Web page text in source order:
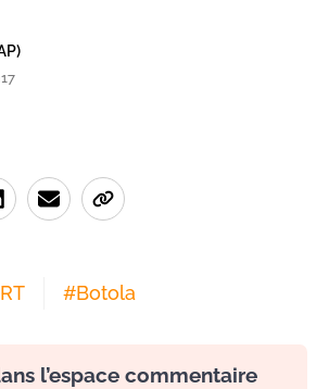
#Botola
l’espace commentaire